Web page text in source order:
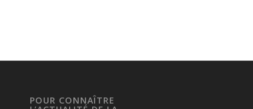
POUR CONNAÎTRE